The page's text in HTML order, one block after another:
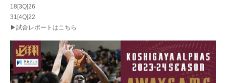
18[3Q]26
31[4Q]22
▶試合レポートはこちら